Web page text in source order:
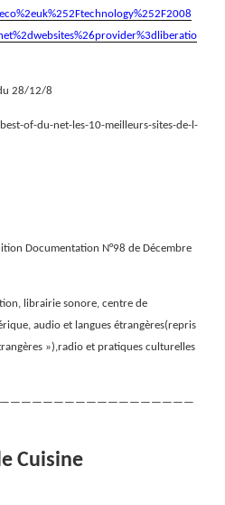
28/12/8
of-du-net-les-10-meilleurs-sites-de-l-
Documentation N°98 de Décembre
librairie sonore, centre de
audio et langues étrangères(repris
»),radio et pratiques culturelles
Cuisine